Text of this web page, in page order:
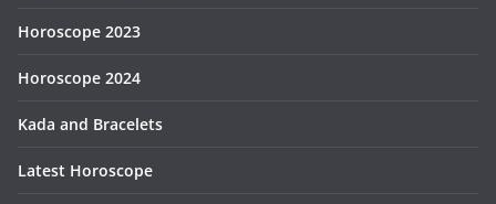
Horoscope 2023
Horoscope 2024
Kada and Bracelets
Latest Horoscope